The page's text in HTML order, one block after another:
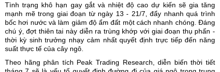
Tình trạng khô hạn gay gắt và nhiệt độ cao dự kiến sẽ gia tăng
mạnh mẽ trong giai đoạn từ ngày 13 - 21/7, đẩy nhanh quá trình
bốc hơi nước và làm giảm độ ẩm đất một cách nhanh chóng. Đáng
chú ý, đợt thiên tai này diễn ra trùng khớp với giai đoạn thụ phấn -
thời kỳ sinh trưởng nhạy cảm nhất quyết định trực tiếp đến năng
suất thực tế của cây ngô.
Theo hãng phân tích Peak Trading Research, diễn biến thời tiết